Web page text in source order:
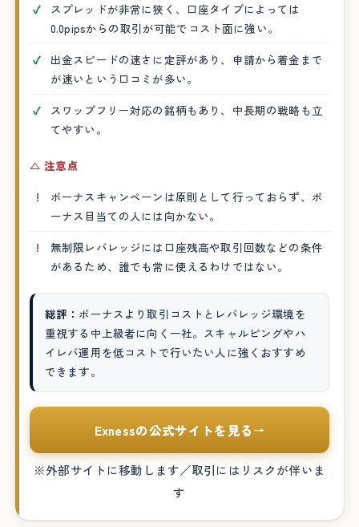
スプレッドが非常に狭く、口座タイプによっては
0.0pipsからの取引が可能でコスト面に強い。
出金スピードの速さに定評があり、申請から着金まで
が速いという口コミが多い。
スワップフリー対応の銘柄もあり、中長期の戦略も立
てやすい。
△ 注意点
ボーナスキャンペーンは原則として行っておらず、ボ
ーナス目当ての人には向かない。
無制限レバレッジには口座残高や取引回数などの条件
があるため、誰でも常に使えるわけではない。
総評： ボーナスより取引コストとレバレッジ環境を
重視する中上級者に向く一社。スキャルピングやハ
イレバ運用を低コストで行いたい人に強くおすすめ
できます。
Exnessの公式サイトを見る →
※外部サイトに移動します／取引にはリスクが伴いま
す